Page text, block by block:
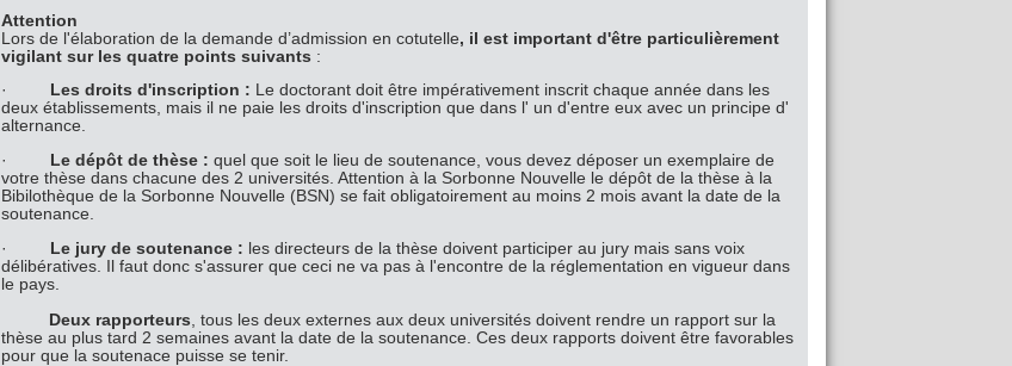
Attention
Lors de l'élaboration de la demande d’admission en cotutelle, il est important d'être particulièrement
vigilant sur les quatre points suivants :
·
Les droits d'inscription : Le doctorant doit être impérativement inscrit chaque année dans les
deux établissements, mais il ne paie les droits d'inscription que dans l' un d'entre eux avec un principe d'
alternance.
·
Le dépôt de thèse : quel que soit le lieu de soutenance, vous devez déposer un exemplaire de
votre thèse dans chacune des 2 universités. Attention à la Sorbonne Nouvelle le dépôt de la thèse à la
Bibilothèque de la Sorbonne Nouvelle (BSN) se fait obligatoirement au moins 2 mois avant la date de la
soutenance.
· Le jury de soutenance : les directeurs de la thèse doivent participer au jury mais sans voix
délibératives. Il faut donc s'assurer que ceci ne va pas à l'encontre de la réglementation en vigueur dans
le pays.
Deux rapporteurs , tous les deux externes aux deux universités doivent rendre un rapport sur la
thèse au plus tard 2 semaines avant la date de la soutenance. Ces deux rapports doivent être favorables
pour que la soutenace puisse se tenir.